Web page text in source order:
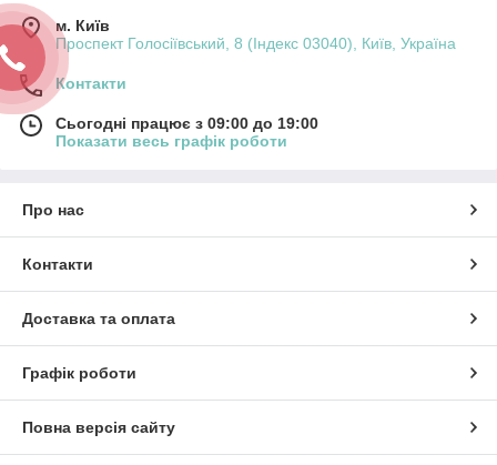
м. Київ
Проспект Голосіївський, 8 (Індекс 03040), Київ, Україна
Контакти
Сьогодні працює з 09:00 до 19:00
Показати весь графік роботи
Про нас
Контакти
Доставка та оплата
Графік роботи
Повна версія сайту